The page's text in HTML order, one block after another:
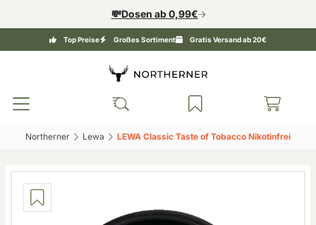
💸Dosen ab 0,99€
Top Preise Großes Sortiment Gratis Versand ab 20€
Northerner‎ Lewa‎ LEWA Classic Taste of Tobacco Nikotinfrei‎